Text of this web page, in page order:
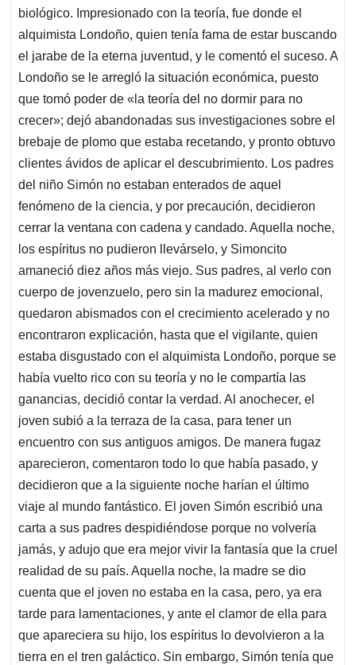
biológico. Impresionado con la teoría, fue donde el
alquimista Londoño, quien tenía fama de estar buscando
el jarabe de la eterna juventud, y le comentó el suceso. A
Londoño se le arregló la situación económica, puesto
que tomó poder de «la teoría del no dormir para no
crecer»; dejó abandonadas sus investigaciones sobre el
brebaje de plomo que estaba recetando, y pronto obtuvo
clientes ávidos de aplicar el descubrimiento. Los padres
del niño Simón no estaban enterados de aquel
fenómeno de la ciencia, y por precaución, decidieron
cerrar la ventana con cadena y candado. Aquella noche,
los espíritus no pudieron llevárselo, y Simoncito
amaneció diez años más viejo. Sus padres, al verlo con
cuerpo de jovenzuelo, pero sin la madurez emocional,
quedaron abismados con el crecimiento acelerado y no
encontraron explicación, hasta que el vigilante, quien
estaba disgustado con el alquimista Londoño, porque se
había vuelto rico con su teoría y no le compartía las
ganancias, decidió contar la verdad. Al anochecer, el
joven subió a la terraza de la casa, para tener un
encuentro con sus antiguos amigos. De manera fugaz
aparecieron, comentaron todo lo que había pasado, y
decidieron que a la siguiente noche harían el último
viaje al mundo fantástico. El joven Simón escribió una
carta a sus padres despidiéndose porque no volvería
jamás, y adujo que era mejor vivir la fantasía que la cruel
realidad de su país. Aquella noche, la madre se dio
cuenta que el joven no estaba en la casa, pero, ya era
tarde para lamentaciones, y ante el clamor de ella para
que apareciera su hijo, los espíritus lo devolvieron a la
tierra en el tren galáctico. Sin embargo, Simón tenía que